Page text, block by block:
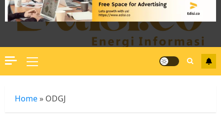
Primary
Menu
Home » ODGJ